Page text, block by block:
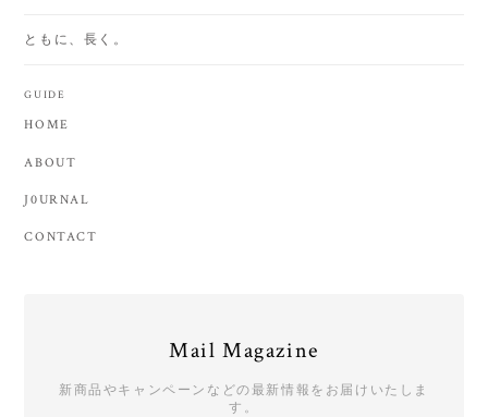
ともに、長く。
GUIDE
HOME
ABOUT
J0URNAL
CONTACT
Mail Magazine
新商品やキャンペーンなどの最新情報をお届けいたしま
す。